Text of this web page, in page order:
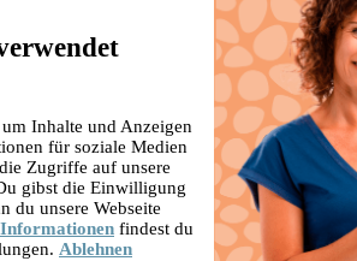
Inhalte und Anzeigen
für soziale Medien
Zugriffe auf unsere
gibst die Einwilligung
du unsere Webseite
findest du
Ablehnen